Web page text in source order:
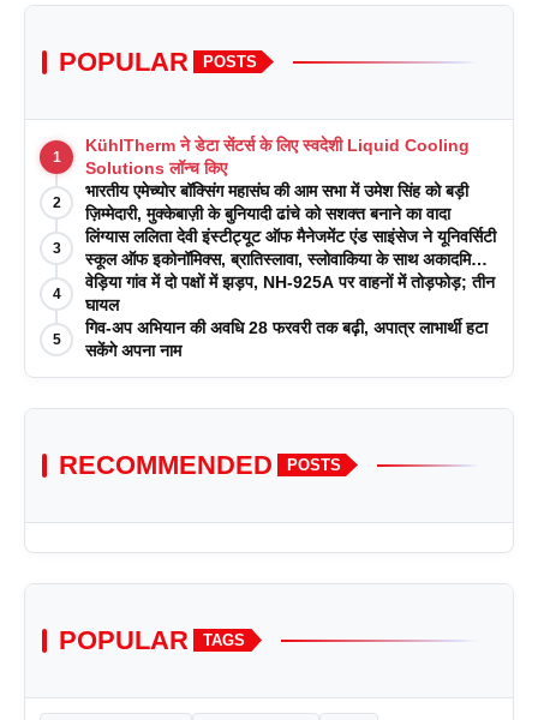
POPULAR POSTS
1
KühlTherm ने डेटा सेंटर्स के लिए स्वदेशी Liquid Cooling
Solutions लॉन्च किए
2
भारतीय एमेच्योर बॉक्सिंग महासंघ की आम सभा में उमेश सिंह को बड़ी
ज़िम्मेदारी, मुक्केबाज़ी के बुनियादी ढांचे को सशक्त बनाने का वादा
3
लिंग्यास ललिता देवी इंस्टीट्यूट ऑफ मैनेजमेंट एंड साइंसेज ने यूनिवर्सिटी
स्कूल ऑफ इकोनॉमिक्स, ब्रातिस्लावा, स्लोवाकिया के साथ अकादमिक
पत्रिकाओं में प्रकाशन रणनीतियों पर एक दिवसीय कार्यशाला का
आयोजन किया
4
वेड़िया गांव में दो पक्षों में झड़प, NH-925A पर वाहनों में तोड़फोड़; तीन
घायल
5
गिव-अप अभियान की अवधि 28 फरवरी तक बढ़ी, अपात्र लाभार्थी हटा
सकेंगे अपना नाम
RECOMMENDED POSTS
POPULAR TAGS